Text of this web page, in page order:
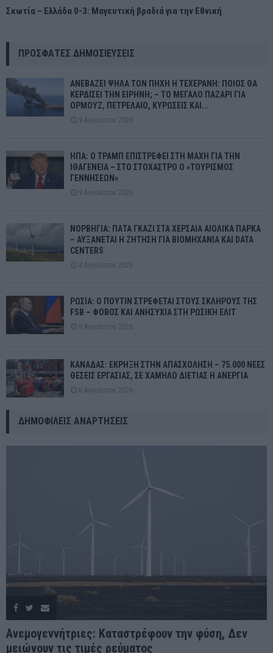
Σκωτία – Ελλάδα 0-3: Μαγευτική βραδιά για την Εθνική
ΠΡΌΣΦΑΤΕΣ ΔΗΜΟΣΙΕΎΣΕΙΣ
ΑΝΕΒΑΖΕΙ ΨΗΛΑ ΤΟΝ ΠΗΧΗ Η ΤΕΧΕΡΑΝΗ: ΠΟΙΟΣ ΘΑ
ΚΕΡΔΙΣΕΙ ΤΗΝ ΕΙΡΗΝΗ; – ΤΟ ΜΕΓΑΛΟ ΠΑΖΑΡΙ ΓΙΑ
ΟΡΜΟΥΖ, ΠΕΤΡΕΛΑΙΟ, ΚΥΡΩΣΕΙΣ ΚΑΙ...
9 Αυγούστου 2026
ΗΠΑ: Ο ΤΡΑΜΠ ΕΠΙΣΤΡΕΦΕΙ ΣΤΗ ΜΑΧΗ ΓΙΑ ΤΗΝ
ΙΘΑΓΕΝΕΙΑ – ΣΤΟ ΣΤΟΧΑΣΤΡΟ Ο «ΤΟΥΡΙΣΜΟΣ
ΓΕΝΝΗΣΕΩΝ»
9 Αυγούστου 2026
ΝΟΡΒΗΓΙΑ: ΠΑΤΑ ΓΚΑΖΙ ΣΤΑ ΧΕΡΣΑΙΑ ΑΙΟΛΙΚΑ ΠΑΡΚΑ
– ΑΥΞΑΝΕΤΑΙ Η ΖΗΤΗΣΗ ΓΙΑ ΒΙΟΜΗΧΑΝΙΑ ΚΑΙ DATA
CENTERS
8 Αυγούστου 2026
ΡΩΣΙΑ: Ο ΠΟΥΤΙΝ ΣΤΡΕΦΕΤΑΙ ΣΤΟΥΣ ΣΚΛΗΡΟΥΣ ΤΗΣ
FSB – ΦΟΒΟΣ ΚΑΙ ΑΝΗΣΥΧΙΑ ΣΤΗ ΡΩΣΙΚΗ ΕΛΙΤ
8 Αυγούστου 2026
ΚΑΝΑΔΑΣ: ΕΚΡΗΞΗ ΣΤΗΝ ΑΠΑΣΧΟΛΗΣΗ – 75.000 ΝΕΕΣ
ΘΕΣΕΙΣ ΕΡΓΑΣΙΑΣ, ΣΕ ΧΑΜΗΛΟ ΔΙΕΤΙΑΣ Η ΑΝΕΡΓΙΑ
8 Αυγούστου 2026
ΔΗΜΟΦΙΛΕΊΣ ΑΝΑΡΤΉΣΕΙΣ
Ανεμογεννήτριες: Καταστρέφουν την φύση, Δεν
μειώνουν τις τιμές ρεύματος